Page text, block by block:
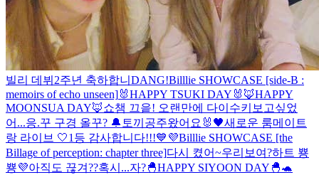
빌리 데뷔2주년 축하합니DANG!Billlie SHOWCASE [side-B :
memoirs of echo unseen]🐰HAPPY TSUKI DAY🐰 🦊HAPPY
MOONSUA DAY🦊쇼챔 끄읕! 오랜만에 다이수키 보고싶었
어...응.꾸 구경 올꾸? 🔔 토끼공주왔어요🐰 🖤새로운 룸메이트
랑 라이브 🤍1등 감사합니다!!!💙💜Billlie SHOWCASE [the
Billage of perception: chapter three]다시 켰어~우리보여?하트 뿅
뿅💜아직도 끊겨??혹시...자?🐣HAPPY SIYOON DAY🐣🐢